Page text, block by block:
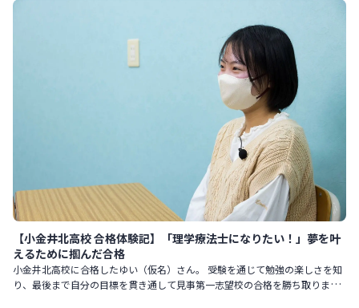
【小金井北高校 合格体験記】「理学療法士になりたい！」夢を叶
えるために掴んだ合格
小金井北高校に合格したゆい（仮名）さん。 受験を通じて勉強の楽しさを知
り、最後まで自分の目標を貫き通して見事第一志望校の合格を勝ち取りまし